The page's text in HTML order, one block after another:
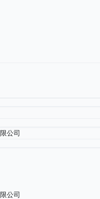
公司
公司